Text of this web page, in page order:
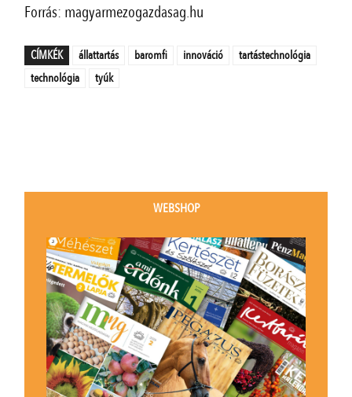
Forrás: magyarmezogazdasag.hu
CÍMKÉK állattartás baromfi innováció
tartástechnológia
technológia
tyúk
WEBSHOP